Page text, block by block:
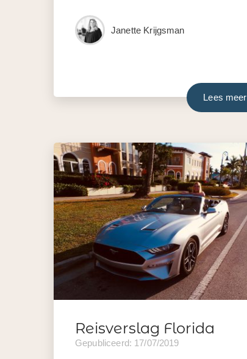
Janette Krijgsman
Lees meer
Reisverslag Florida
Gepubliceerd: 17/07/2019